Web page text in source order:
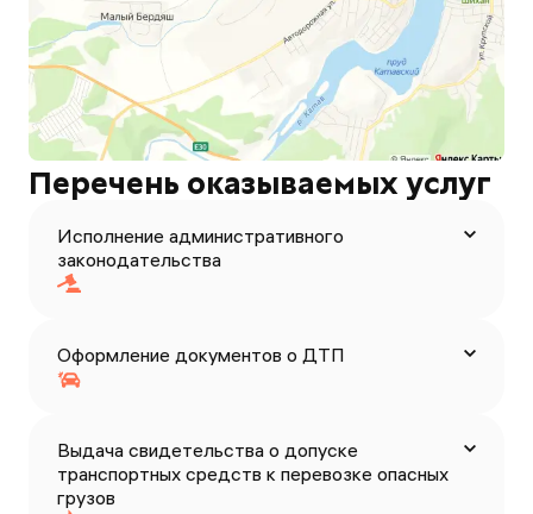
Перечень оказываемых услуг
Исполнение административного
законодательства
Оформление документов о ДТП
Выдача свидетельства о допуске
транспортных средств к перевозке опасных
грузов